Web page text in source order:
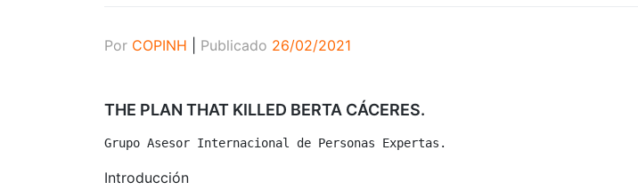
Por COPINH Publicado 26/02/2021
THE PLAN THAT KILLED BERTA CÁCERES.
Grupo Asesor Internacional de Personas Expertas.
Introducción